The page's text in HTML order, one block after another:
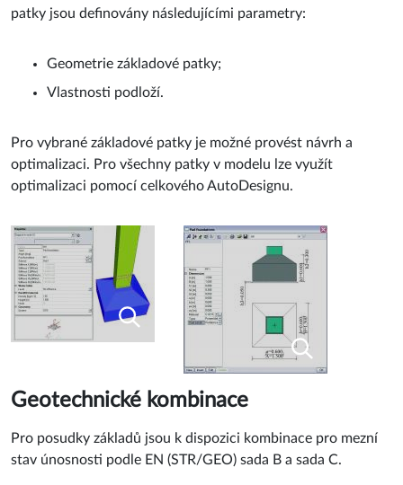
patky jsou definovány následujícími parametry:
Geometrie základové patky;
Vlastnosti podloží.
Pro vybrané základové patky je možné provést návrh a
optimalizaci. Pro všechny patky v modelu lze využít
optimalizaci pomocí celkového AutoDesignu.
Geotechnické kombinace
Pro posudky základů jsou k dispozici kombinace pro mezní
stav únosnosti podle EN (STR/GEO) sada B a sada C.